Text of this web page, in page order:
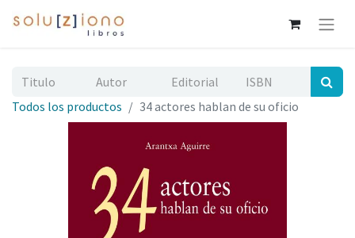
Todos los productos 34 actores hablan de su oficio